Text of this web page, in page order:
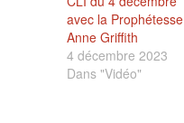
avec la Prophétesse
Anne Griffith
4 décembre 2023
Dans "Vidéo"